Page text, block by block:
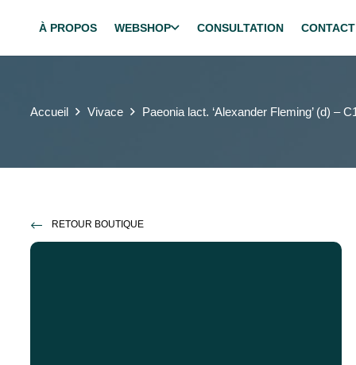
À PROPOS WEBSHOP CONSULTATION CONTACT
Accueil Vivace Paeonia lact. ‘Alexander Fleming’ (d) – C1
RETOUR BOUTIQUE